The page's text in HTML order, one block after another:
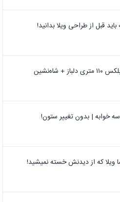
شاه‌نشین
خوابه | بدون تغییر ستون!
ویلا که از دیدنش خسته نمیشید!